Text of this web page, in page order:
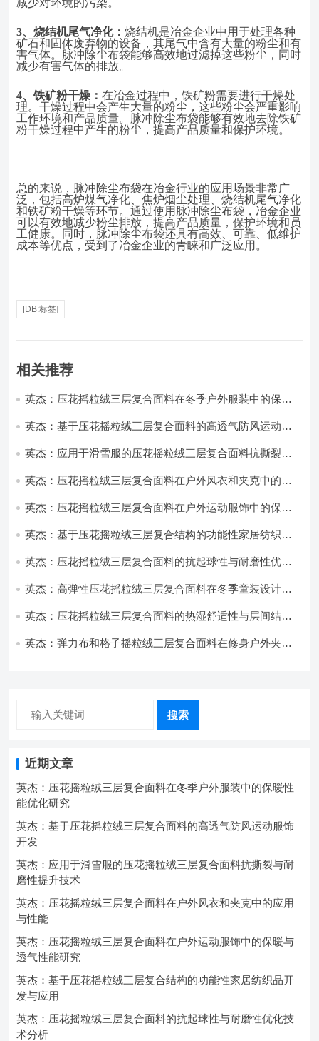
减少对环境的污染。
3、烧结机尾气净化：烧结机是冶金企业中用于处理各种
矿石和固体废弃物的设备，其尾气中含有大量的粉尘和有
害气体。脉冲除尘布袋能够高效地过滤掉这些粉尘，同时
减少有害气体的排放。
4、铁矿粉干燥：在冶金过程中，铁矿粉需要进行干燥处
理。干燥过程中会产生大量的粉尘，这些粉尘会严重影响
工作环境和产品质量。脉冲除尘布袋能够有效地去除铁矿
粉干燥过程中产生的粉尘，提高产品质量和保护环境。
总的来说，脉冲除尘布袋在冶金行业的应用场景非常广
泛，包括高炉煤气净化、焦炉烟尘处理、烧结机尾气净化
和铁矿粉干燥等环节。通过使用脉冲除尘布袋，冶金企业
可以有效地减少粉尘排放，提高产品质量，保护环境和员
工健康。同时，脉冲除尘布袋还具有高效、可靠、低维护
成本等优点，受到了冶金企业的青睐和广泛应用。
[DB:标签]
相关推荐
英杰：压花摇粒绒三层复合面料在冬季户外服装中的保暖
英杰：基于压花摇粒绒三层复合面料的高透气防风运动服
英杰：应用于滑雪服的压花摇粒绒三层复合面料抗撕裂与
英杰：压花摇粒绒三层复合面料在户外风衣和夹克中的应
英杰：压花摇粒绒三层复合面料在户外运动服饰中的保暖
英杰：基于压花摇粒绒三层复合结构的功能性家居纺织品
英杰：压花摇粒绒三层复合面料的抗起球性与耐磨性优化
英杰：高弹性压花摇粒绒三层复合面料在冬季童装设计中
英杰：压花摇粒绒三层复合面料的热湿舒适性与层间结合
英杰：弹力布和格子摇粒绒三层复合面料在修身户外夹克
搜索
近期文章
英杰：压花摇粒绒三层复合面料在冬季户外服装中的保暖性
能优化研究
英杰：基于压花摇粒绒三层复合面料的高透气防风运动服饰
开发
英杰：应用于滑雪服的压花摇粒绒三层复合面料抗撕裂与耐
磨性提升技术
英杰：压花摇粒绒三层复合面料在户外风衣和夹克中的应用
与性能
英杰：压花摇粒绒三层复合面料在户外运动服饰中的保暖与
透气性能研究
英杰：基于压花摇粒绒三层复合结构的功能性家居纺织品开
发与应用
英杰：压花摇粒绒三层复合面料的抗起球性与耐磨性优化技
术分析